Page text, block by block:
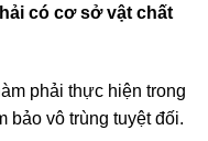
có cơ sở vật chất
phải thực hiện trong
bảo vô trùng tuyệt đối.